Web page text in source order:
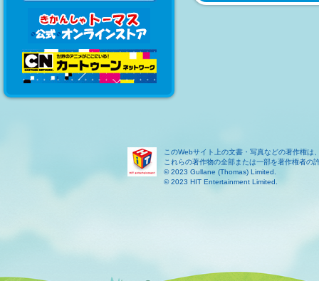
このWebサイト上の文書・写真などの著作権は
これらの著作物の全部または一部を著作権者の
© 2023 Gullane (Thomas) Limited.
© 2023 HIT Entertainment Limited.